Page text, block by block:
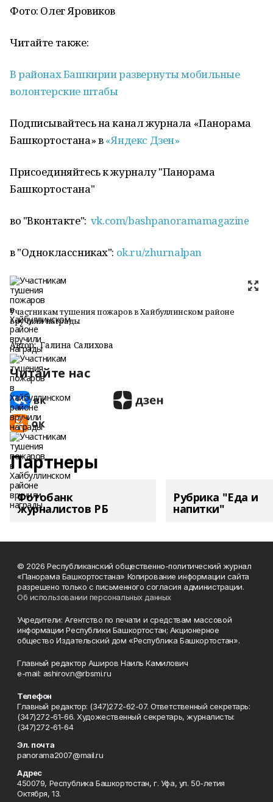
Фото: Олег Яровиков
Читайте также:
В районах Башкирии развернуты мобильные
волонтерские штабы
Подписывайтесь на канал журнала «Панорама
Башкортостана» в«Яндекс Дзен»
Присоединяйтесь к журналу "Панорама
Башкортостана"
во "Вконтакте": vk.com/bashpanoramamagazine
в "Одноклассниках": ok.ru/zhurnalpan
Участникам тушения пожаров в Хайбуллинском районе
вручили награды
Автор: Галина Салихова
Читайте нас
Партнеры
Фотобанк
журналистов РБ
Рубрика "Еда и
напитки"
© 2026 Республиканский общественно-политический журнал
«Панорама Башкортостана» Копирование информации сайта
разрешено только с письменного согласия администрации.
Об использовании персональных данных
Учредители: Агентство по печати и средствам массовой
информации Республики Башкортостан; Акционерное
общество Издательский дом «Республика Башкортостан».
Главный редактор Аширов Наиль Камилович
e-mail: ashirov.n@rbsmi.ru
Телефон
Главный редактор: (347)272-62-07. Ответственный секретарь:
(347)272-61-66. Художественный секретарь, журналисты:
(347)272-61-64
Эл. почта
panorama2007@mail.ru
Адрес
450079, Республика Башкортостан, г. Уфа, ул. 50-летия
Октября, 13.